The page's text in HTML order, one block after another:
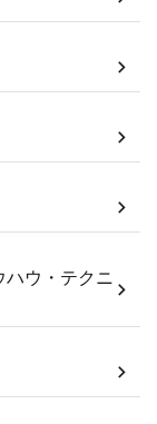
ハウ・テクニ